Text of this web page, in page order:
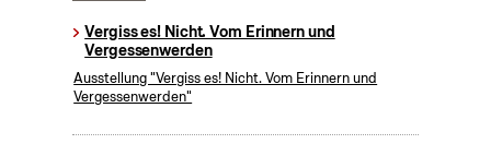
Vergiss es! Nicht. Vom Erinnern und
Vergessenwerden
Ausstellung "Vergiss es! Nicht. Vom Erinnern und
Vergessenwerden"